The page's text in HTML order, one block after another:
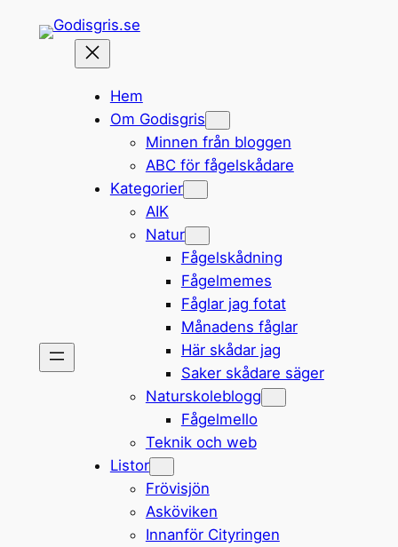
Hem
Om Godisgris
Minnen från bloggen
ABC för fågelskådare
Kategorier
AIK
Natur
Fågelskådning
Fågelmemes
Fåglar jag fotat
Månadens fåglar
Här skådar jag
Saker skådare säger
Naturskoleblogg
Fågelmello
Teknik och web
Listor
Frövisjön
Asköviken
Innanför Cityringen